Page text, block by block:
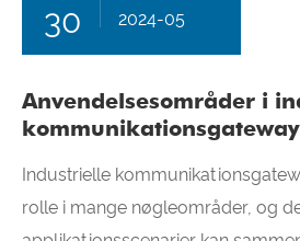
30 2024-05
Anvendelsesområder i
Industrielle
rolle i mange nøgleområder, og